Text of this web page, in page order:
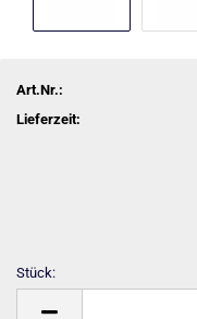
Art.Nr.:
Lieferzeit:
Stück: